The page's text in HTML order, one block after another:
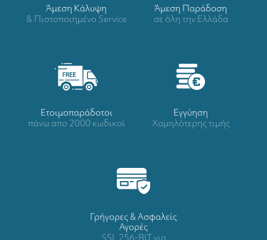
Άμεση Κάλυψη
& Πιστοποιημένο Service
Άμεση Παράδοση
σε όλη την Ελλάδα
Ετοιμοπαράδοτοι
πάνω απο 2000 κωδικοί
Eγγύηση
Χαμηλότερης τιμής
Γρήγορες & Ασφαλείς
Αγορές
SSL 256-BIT για